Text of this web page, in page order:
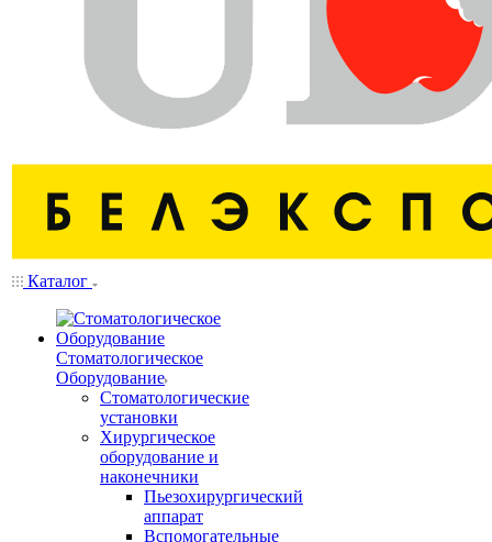
Каталог
Стоматологическое
Оборудование
Стоматологические
установки
Хирургическое
оборудование и
наконечники
Пьезохирургический
аппарат
Вспомогательные